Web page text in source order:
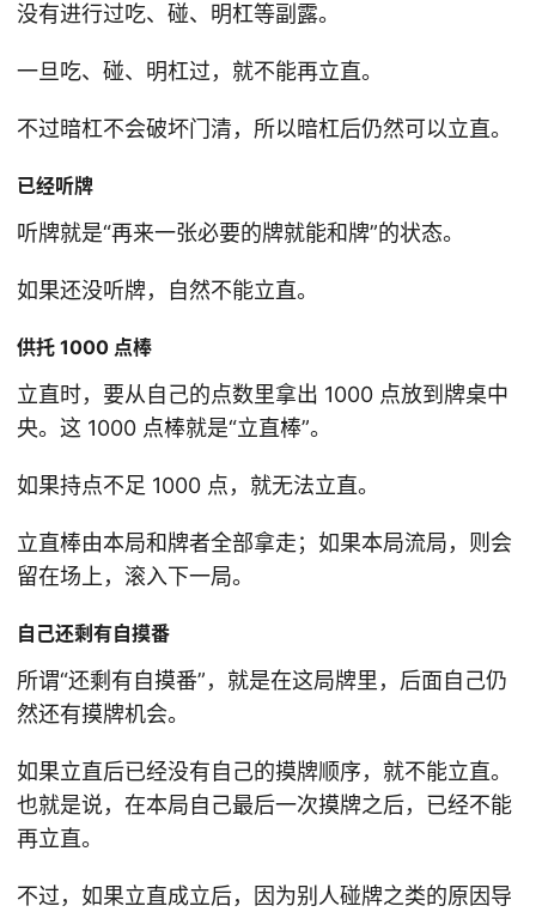
没有进行过吃、碰、明杠等副露。
一旦吃、碰、明杠过，就不能再立直。
不过暗杠不会破坏门清，所以暗杠后仍然可以立直。
已经听牌
听牌就是“再来一张必要的牌就能和牌”的状态。
如果还没听牌，自然不能立直。
供托 1000 点棒
立直时，要从自己的点数里拿出 1000 点放到牌桌中
央。这 1000 点棒就是“立直棒”。
如果持点不足 1000 点，就无法立直。
立直棒由本局和牌者全部拿走；如果本局流局，则会
留在场上，滚入下一局。
自己还剩有自摸番
所谓“还剩有自摸番”，就是在这局牌里，后面自己仍
然还有摸牌机会。
如果立直后已经没有自己的摸牌顺序，就不能立直。
也就是说，在本局自己最后一次摸牌之后，已经不能
再立直。
不过，如果立直成立后，因为别人碰牌之类的原因导